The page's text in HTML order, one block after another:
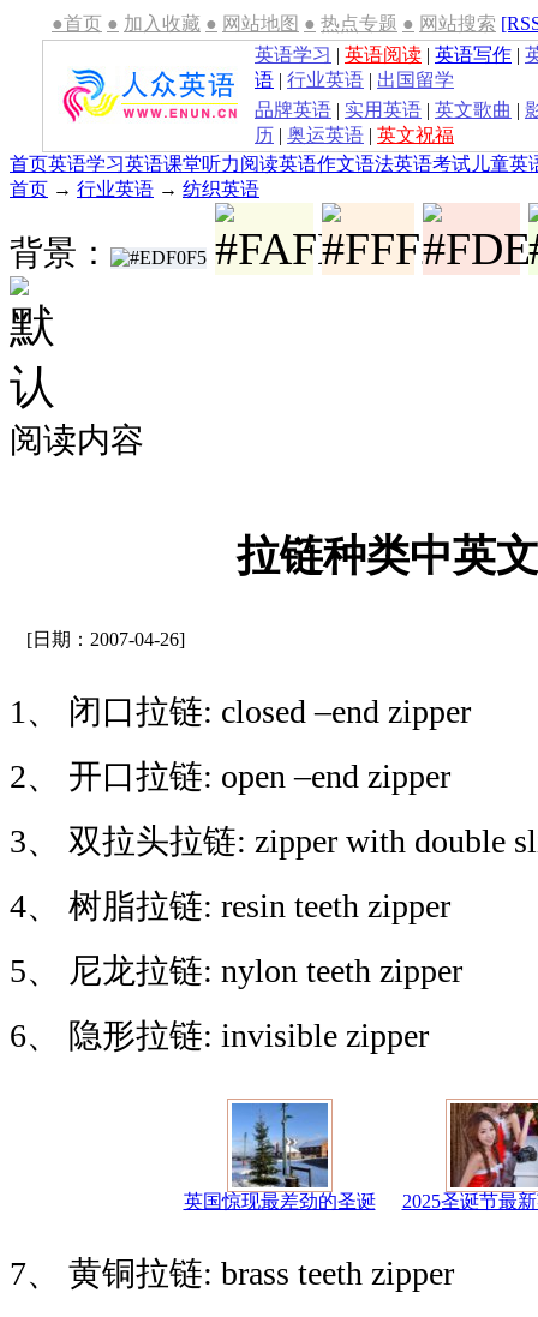
●首页 ● 加入收藏 ● 网站地图 ● 热点专题 ● 网站搜索
英语学习 | 英语阅读 | 英语写作 |
语 | 行业英语 | 出国留学
品牌英语 | 实用英语 | 英文歌曲 |
历 | 奥运英语 | 英文祝福
首页英语学习英语课堂听力阅读英语作文语法英语考试 儿童英
首页 → 行业英语 → 纺织英语
背景：
阅读内容
拉链种类中英
[日期：2007-04-26]
1、 闭口拉链: closed –end zipper
2、 开口拉链: open –end zipper
3、 双拉头拉链: zipper with double
4、 树脂拉链: resin teeth zipper
5、 尼龙拉链: nylon teeth zipper
6、 隐形拉链: invisible zipper
英国惊现最差劲的圣诞 2025圣诞节最
7、 黄铜拉链: brass teeth zipper